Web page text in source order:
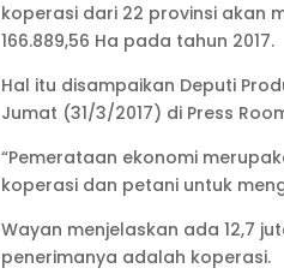
koperasi dari 22 provinsi akan
166.889,56 Ha pada tahun 2017.
Hal itu disampaikan Deputi
Jumat (31/3/2017) di Press
“Pemerataan ekonomi
koperasi dan petani untuk
Wayan menjelaskan ada 12,7
penerimanya adalah koperasi.